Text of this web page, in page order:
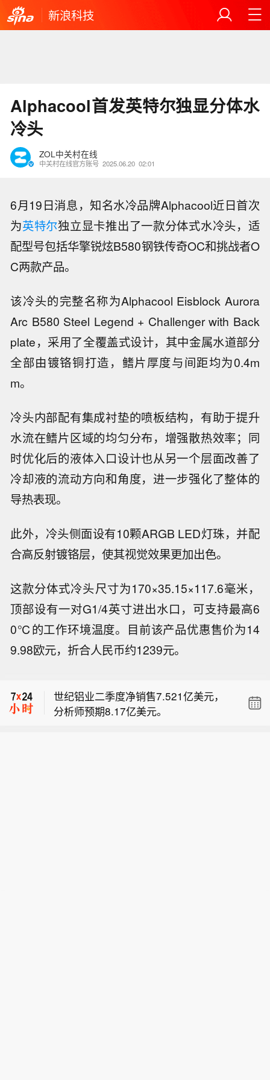
新浪科技
Alphacool首发英特尔独显分体水
冷头
ZOL中关村在线
中关村在线官方账号 2025.06.20 02:01
6月19日消息，知名水冷品牌Alphacool近日首次
为英特尔独立显卡推出了一款分体式水冷头，适
配型号包括华擎锐炫B580钢铁传奇OC和挑战者O
C两款产品。
该冷头的完整名称为Alphacool Eisblock Aurora
Arc B580 Steel Legend + Challenger with Back
plate，采用了全覆盖式设计，其中金属水道部分
全部由镀铬铜打造，鳍片厚度与间距均为0.4m
m。
冷头内部配有集成衬垫的喷板结构，有助于提升
水流在鳍片区域的均匀分布，增强散热效率；同
时优化后的液体入口设计也从另一个层面改善了
冷却液的流动方向和角度，进一步强化了整体的
导热表现。
此外，冷头侧面设有10颗ARGB LED灯珠，并配
合高反射镀铬层，使其视觉效果更加出色。
这款分体式冷头尺寸为170×35.15×117.6毫米，
顶部设有一对G1/4英寸进出水口，可支持最高6
0℃的工作环境温度。目前该产品优惠售价为14
9.98欧元，折合人民币约1239元。
世纪铝业二季度净销售7.521亿美元，
分析师预期8.17亿美元。